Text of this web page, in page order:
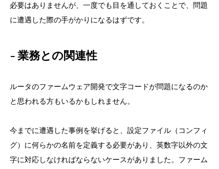
必要はありませんが、一度でも目を通しておくことで、問題
に遭遇した際の手がかりになるはずです。
業務との関連性
ルータのファームウェア開発で文字コードが問題になるのか
と思われる方もいるかもしれません。
今までに遭遇した事例を挙げると、設定ファイル（コンフィ
グ）に何らかの名前を定義する必要があり、英数字以外の文
字に対応しなければならないケースがありました。ファーム